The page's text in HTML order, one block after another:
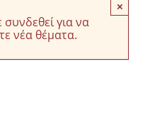
×
για να
νέα θέματα.